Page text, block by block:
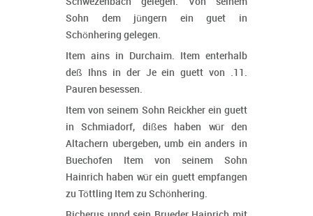
Sohn dem jüngern ein guet in
Schönhering gelegen.
Item ains in Durchaim. Item enterhalb
deß Ihns in der Je ein guett von .11.
Pauren besessen.
Item von seinem Sohn Reickher ein guett
in Schmiadorf, dißes haben wür den
Altachern ubergeben, umb ein anders in
Buechofen Item von seinem Sohn
Hainrich haben wür ein guett empfangen
zu Töttling Item zu Schönhering.